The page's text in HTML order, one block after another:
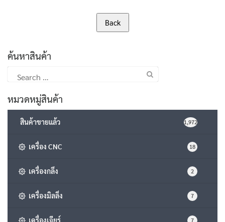
ค้นหาสินค้า
for:
หมวดหมู่สินค้า
สินค้าขายแล้ว 1,972
เครื่อง CNC 18
เครื่องกลึง 2
เครื่องมิลลิ่ง 7
เครื่องเจียร์ 7